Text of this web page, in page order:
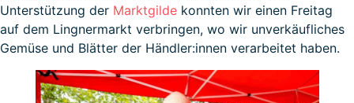
Unterstützung der Marktgilde konnten wir einen Freitag
auf dem Lingnermarkt verbringen, wo wir unverkäufliches
Gemüse und Blätter der Händler:innen verarbeitet haben.